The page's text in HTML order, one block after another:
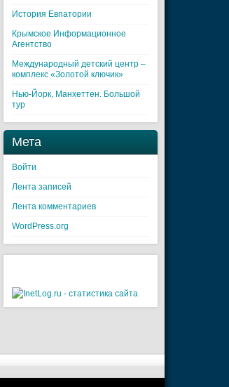
История Евпатории
Крымское Информационное
Агентство
Международный детский центр –
комплекс «Золотой ключик»
Нью-Йорк, Манхеттен. Большой
тур
Мета
Войти
Лента записей
Лента комментариев
WordPress.org